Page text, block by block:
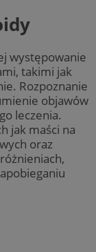
występowanie
takimi jak
Rozpoznanie
objawów
leczenia.
jak maści na
oraz